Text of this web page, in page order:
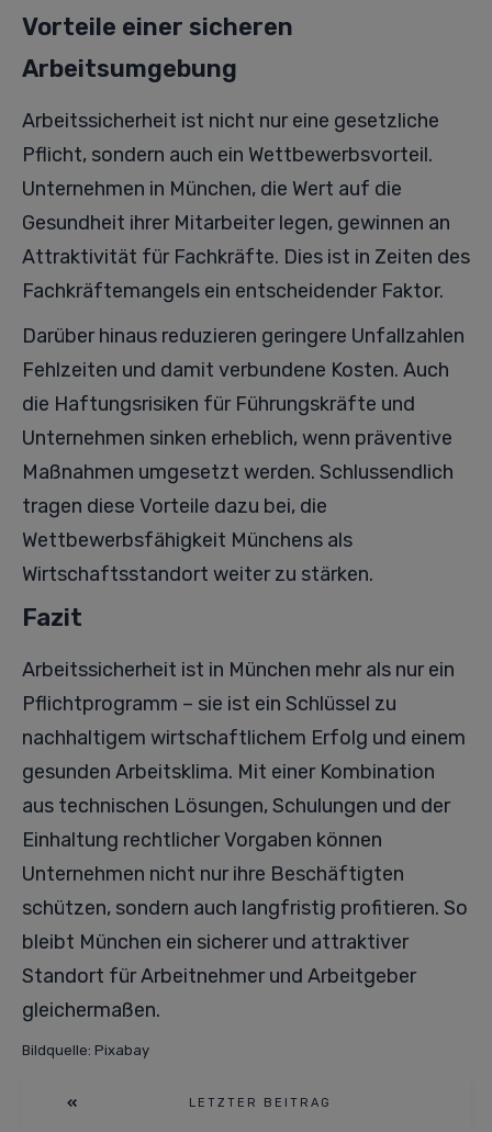
Vorteile einer sicheren
Arbeitsumgebung
Arbeitssicherheit ist nicht nur eine gesetzliche
Pflicht, sondern auch ein Wettbewerbsvorteil.
Unternehmen in München, die Wert auf die
Gesundheit ihrer Mitarbeiter legen, gewinnen an
Attraktivität für Fachkräfte. Dies ist in Zeiten des
Fachkräftemangels ein entscheidender Faktor.
Darüber hinaus reduzieren geringere Unfallzahlen
Fehlzeiten und damit verbundene Kosten. Auch
die Haftungsrisiken für Führungskräfte und
Unternehmen sinken erheblich, wenn präventive
Maßnahmen umgesetzt werden. Schlussendlich
tragen diese Vorteile dazu bei, die
Wettbewerbsfähigkeit Münchens als
Wirtschaftsstandort weiter zu stärken.
Fazit
Arbeitssicherheit ist in München mehr als nur ein
Pflichtprogramm – sie ist ein Schlüssel zu
nachhaltigem wirtschaftlichem Erfolg und einem
gesunden Arbeitsklima. Mit einer Kombination
aus technischen Lösungen, Schulungen und der
Einhaltung rechtlicher Vorgaben können
Unternehmen nicht nur ihre Beschäftigten
schützen, sondern auch langfristig profitieren. So
bleibt München ein sicherer und attraktiver
Standort für Arbeitnehmer und Arbeitgeber
gleichermaßen.
Bildquelle: Pixabay
LETZTER BEITRAG